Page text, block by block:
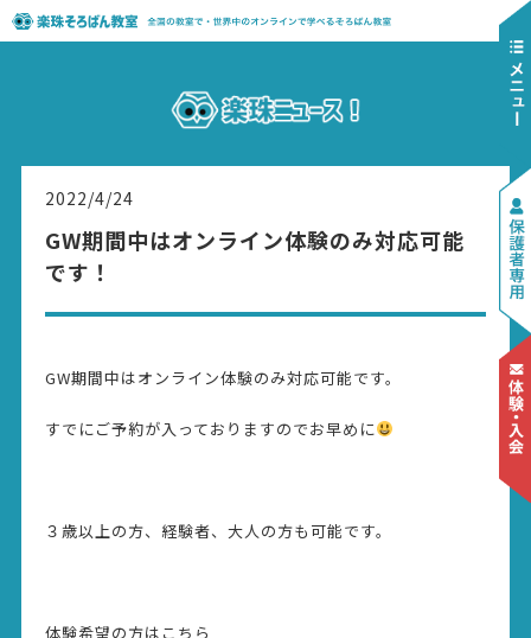
2022/4/24
GW期間中はオンライン体験のみ対応可能
です！
GW期間中はオンライン体験のみ対応可能です。
すでにご予約が入っておりますのでお早めに
３歳以上の方、経験者、大人の方も可能です。
体験希望の方はこちら